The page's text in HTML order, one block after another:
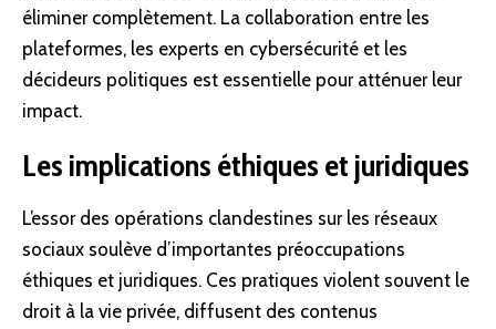
éliminer complètement. La collaboration entre les
plateformes, les experts en cybersécurité et les
décideurs politiques est essentielle pour atténuer leur
impact.
Les implications éthiques et juridiques
L’essor des opérations clandestines sur les réseaux
sociaux soulève d’importantes préoccupations
éthiques et juridiques. Ces pratiques violent souvent le
droit à la vie privée, diffusent des contenus